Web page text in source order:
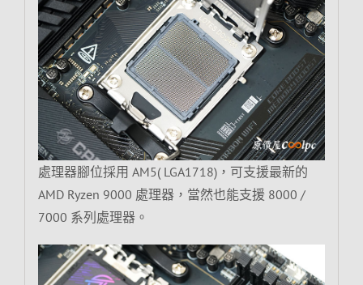
處理器腳位採用 AM5( LGA1718)，可支援最新的
AMD Ryzen 9000 處理器，當然也能支援 8000 /
7000 系列處理器。